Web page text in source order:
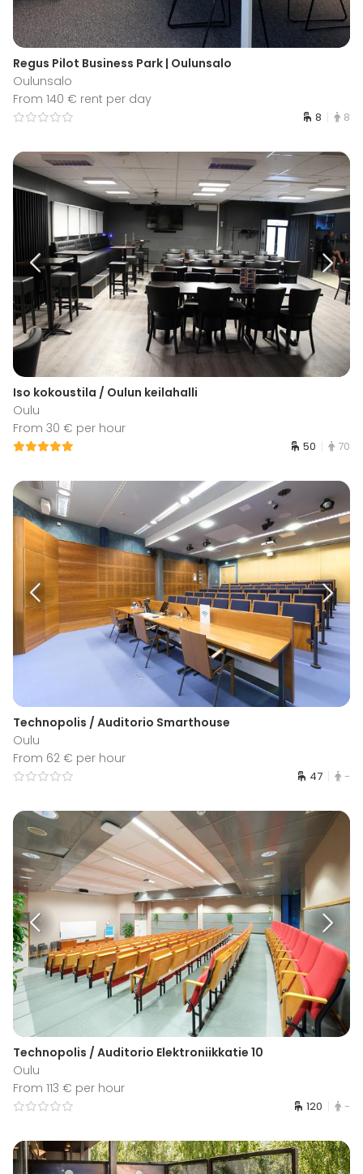
Regus Pilot Business Park | Oulunsalo
Oulunsalo
From 140 € rent per day
8 8
Iso kokoustila / Oulun keilahalli
Oulu
From 30 € per hour
50 70
Technopolis / Auditorio Smarthouse
Oulu
From 62 € per hour
47 -
Technopolis / Auditorio Elektroniikkatie 10
Oulu
From 113 € per hour
120 -